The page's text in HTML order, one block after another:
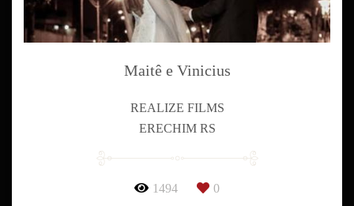
Maitê e Vinicius
REALIZE FILMS
ERECHIM RS
1494 0